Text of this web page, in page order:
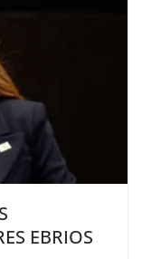
EBRIOS